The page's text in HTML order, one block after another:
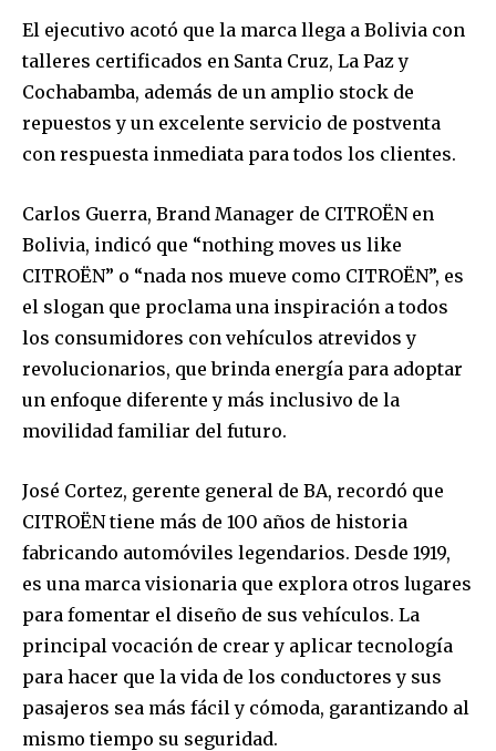
El ejecutivo acotó que la marca llega a Bolivia con
talleres certificados en Santa Cruz, La Paz y
Cochabamba, además de un amplio stock de
repuestos y un excelente servicio de postventa
con respuesta inmediata para todos los clientes.
Carlos Guerra, Brand Manager de CITROËN en
Bolivia, indicó que “nothing moves us like
CITROËN” o “nada nos mueve como CITROËN”, es
el slogan que proclama una inspiración a todos
los consumidores con vehículos atrevidos y
revolucionarios, que brinda energía para adoptar
un enfoque diferente y más inclusivo de la
movilidad familiar del futuro.
José Cortez, gerente general de BA, recordó que
CITROËN tiene más de 100 años de historia
fabricando automóviles legendarios. Desde 1919,
es una marca visionaria que explora otros lugares
para fomentar el diseño de sus vehículos. La
principal vocación de crear y aplicar tecnología
para hacer que la vida de los conductores y sus
pasajeros sea más fácil y cómoda, garantizando al
mismo tiempo su seguridad.